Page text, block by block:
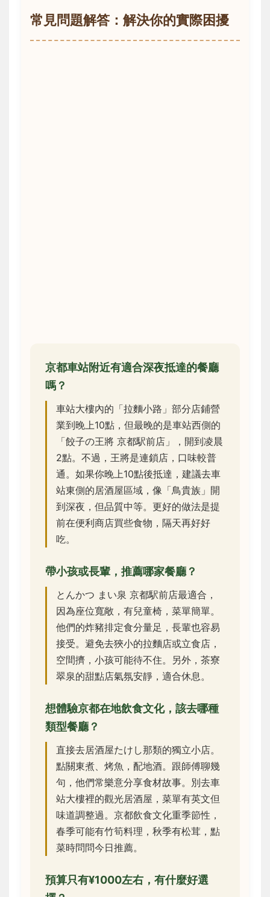
常見問題解答：解決你的實際困擾
京都車站附近有適合深夜抵達的餐廳
嗎？
車站大樓內的「拉麵小路」部分店鋪營
業到晚上10點，但最晚的是車站西側的
「餃子の王將 京都駅前店」，開到凌晨
2點。不過，王將是連鎖店，口味較普
通。如果你晚上10點後抵達，建議去車
站東側的居酒屋區域，像「鳥貴族」開
到深夜，但品質中等。更好的做法是提
前在便利商店買些食物，隔天再好好
吃。
帶小孩或長輩，推薦哪家餐廳？
とんかつ まい泉 京都駅前店最適合，
因為座位寬敞，有兒童椅，菜單簡單。
他們的炸豬排定食分量足，長輩也容易
接受。避免去狹小的拉麵店或立食店，
空間擠，小孩可能待不住。另外，茶寮
翠泉的甜點店氣氛安靜，適合休息。
想體驗京都在地飲食文化，該去哪種
類型餐廳？
直接去居酒屋たけし那類的獨立小店。
點關東煮、烤魚，配地酒。跟師傅聊幾
句，他們常樂意分享食材故事。別去車
站大樓裡的觀光居酒屋，菜單有英文但
味道調整過。京都飲食文化重季節性，
春季可能有竹筍料理，秋季有松茸，點
菜時問問今日推薦。
預算只有¥1000左右，有什麼好選